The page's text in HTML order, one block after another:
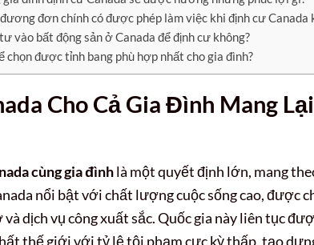
đơn chính có được phép làm việc khi định cư Canada
vào bất động sản ở Canada để định cư không?
chọn được tỉnh bang phù hợp nhất cho gia đình?
Cho Cả Gia Đình Mang
cùng gia đìnhlà một quyết định lớn, mang
nổi bật với chất lượng cuộc sống cao, được
và dịch vụ công xuất sắc. Quốc gia này liên tục
thế giới với tỷ lệ tội phạm cực kỳ thấp, tạo